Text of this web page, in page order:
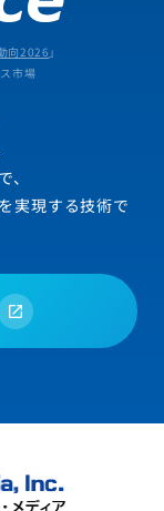
向2026 」
市場
実現する技術で